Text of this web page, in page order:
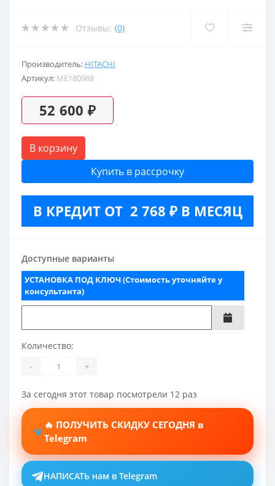
Отзывы: (0)
Производитель: HITACHI
Артикул: ME180988
52 600 ₽
В корзину
Купить в рассрочку
В КРЕДИТ ОТ 2 768 ₽ В МЕСЯЦ
Доступные варианты
УСТАНОВКА ПОД КЛЮЧ (Стоимость уточняйте у
консультанта)
Количество:
- +
За сегодня этот товар посмотрели 12 раз
🔥 ПОЛУЧИТЬ СКИДКУ СЕГОДНЯ в
Telegram
НАПИСАТЬ нам в Telegram